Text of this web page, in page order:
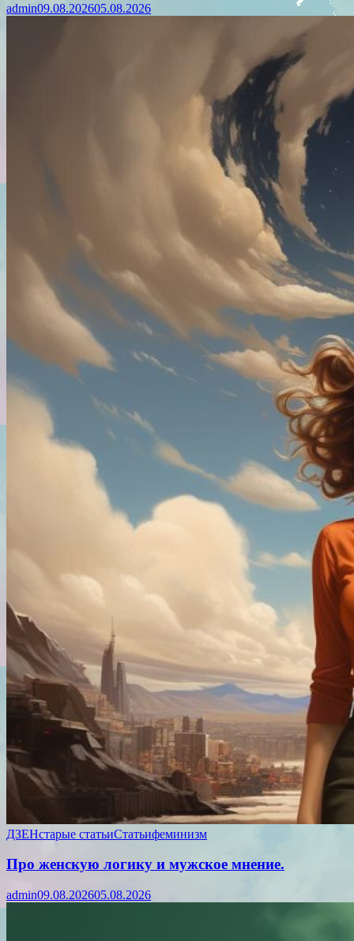
admin09.08.202605.08.2026
ДЗЕНстарые статьиСтатьифеминизм
Про женскую логику и мужское мнение.
admin09.08.202605.08.2026